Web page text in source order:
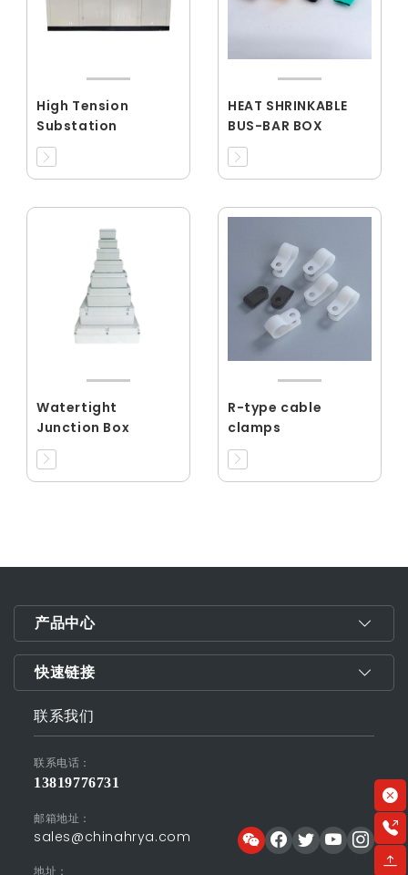
High Tension
Substation
HEAT SHRINKABLE
BUS-BAR BOX
Watertight
Junction Box
R-type cable
clamps
产品中心
快速链接
联系我们
联系电话：
13819776731
邮箱地址：
sales@chinahrya.com
地址：